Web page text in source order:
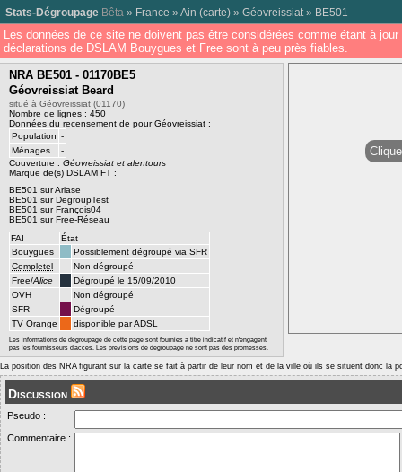
Stats-Dégroupage Bêta » France » Ain (carte) » Géovreissiat » BE501
Les données de ce site ne doivent pas être considérées comme étant à
déclarations de DSLAM Bouygues et Free sont à peu près fiables.
NRA BE501 - 01170BE5
Géovreissiat Beard
situé à Géovreissiat (01170)
Nombre de lignes : 450
Données du recensement de pour Géovreissiat :
Population -
Ménages
-
Couverture : Géovreissiat et alentours
Marque de(s) DSLAM FT :
BE501 sur Ariase
BE501 sur DegroupTest
BE501 sur François04
BE501 sur Free-Réseau
FAI
État
Bouygues
Possiblement dégroupé via SFR
Completel
Non dégroupé
Free/Alice
Dégroupé le 15/09/2010
OVH
Non dégroupé
SFR
Dégroupé
TV Orange
disponible par ADSL
Les informations de dégroupage de cette page sont fournies à titre indicatif et n'engagent
pas les fournisseurs d'accès. Les prévisions de dégroupage ne sont pas des promesses.
La position des NRA figurant sur la carte se fait à partir de leur nom et de la ville où ils se situent donc la
Discussion
Pseudo :
Commentaire :